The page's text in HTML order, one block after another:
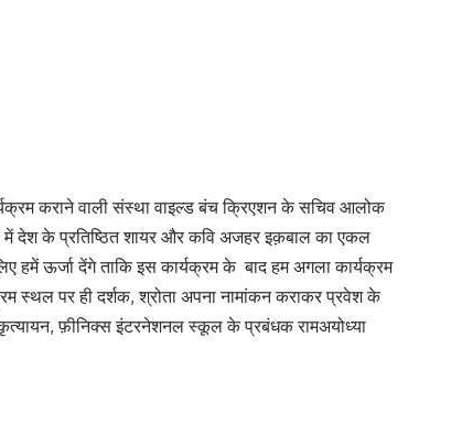
कराने वाली संस्था वाइल्ड बंच क्रिएशन के सचिव आलोक
देश के प्रतिष्ठित शायर और कवि अजहर इक़बाल का एकल
हमें ऊर्जा देंगे ताकि इस कार्यक्रम के बाद हम अगला कार्यक्रम
स्थल पर ही दर्शक, श्रोता अपना नामांकन कराकर प्रवेश के
फ़ीनिक्स इंटरनेशनल स्कूल के प्रबंधक रामअयोध्या